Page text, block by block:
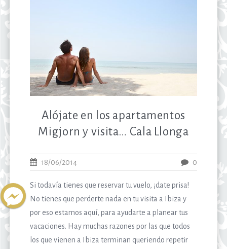
Alójate en los apartamentos
Migjorn y visita… Cala Llonga
18/06/2014 0
Si todavía tienes que reservar tu vuelo, ¡date prisa!
No tienes que perderte nada en tu visita a Ibiza y
por eso estamos aquí, para ayudarte a planear tus
vacaciones. Hay muchas razones por las que todos
los que vienen a Ibiza terminan queriendo repetir